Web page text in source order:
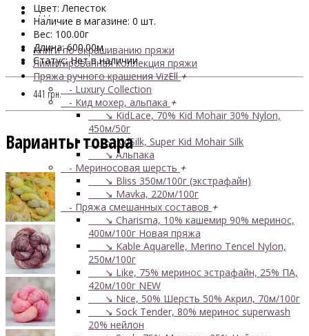
. . .
Книги по окрашиванию пряжи
Лимитированная коллекция пряжи
Пряжа ручного крашения VizEll+
- Luxury Collection
- Кид мохер, альпака +
↘ KidLace, 70% Kid Mohair 30% Nylon,
450м/50г
↘ KidSilk, Super Kid Mohair Silk
↘ Альпака
- Мериносовая шерсть +
↘ Bliss 350м/100г (экстрафайн)
↘ Mavka, 220м/100г
- Пряжа смешанных составов +
↘ Charisma, 10% кашемир 90% меринос,
400м/100г Новая пряжа
↘ Kable Aquarelle, Merino Tencel Nylon,
250м/100г
↘ Like, 75% меринос эстрафайн, 25% ПА,
420м/100г NEW
↘ Nice, 50% Шерсть 50% Акрил, 70м/100г
↘ Sock Tender, 80% меринос superwash
20% нейлон
Цвет: Лепесток
Наличие в магазине: 0 шт.
Вес: 100.00г
Длина: 600.00м
Статус: Нет в наличии
441 грн.
Варианты товара